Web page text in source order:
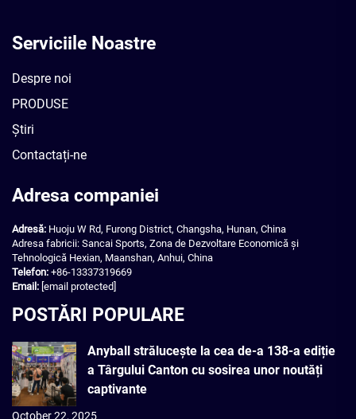
Serviciile Noastre
Despre noi
PRODUSE
Știri
Contactați-ne
Adresa companiei
Adresă: Huoju W Rd, Furong District, Changsha, Hunan, China
Adresa fabricii: Sancai Sports, Zona de Dezvoltare Economică și
Tehnologică Hexian, Maanshan, Anhui, China
Telefon: +86-13337319669
Email: [email protected]
POSTĂRI POPULARE
Anyball strălucește la cea de-a 138-a ediție
a Târgului Canton cu sosirea unor noutăți
captivante
October 22, 2025